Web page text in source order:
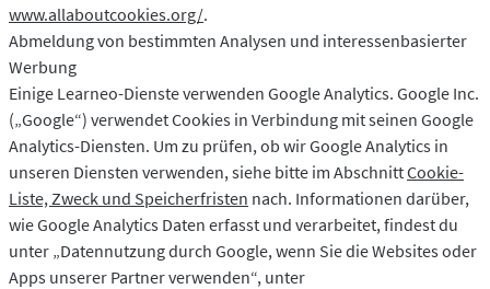
www.allaboutcookies.org/.
Abmeldung von bestimmten Analysen und interessenbasierter
Werbung
Einige Learneo-Dienste verwenden Google Analytics. Google Inc.
(„Google“) verwendet Cookies in Verbindung mit seinen Google
Analytics-Diensten. Um zu prüfen, ob wir Google Analytics in
unseren Diensten verwenden, siehe bitte im AbschnittCookie-
Liste, Zweck und Speicherfristen nach. Informationen darüber,
wie Google Analytics Daten erfasst und verarbeitet, findest du
unter „Datennutzung durch Google, wenn Sie die Websites oder
Apps unserer Partner verwenden“, unter